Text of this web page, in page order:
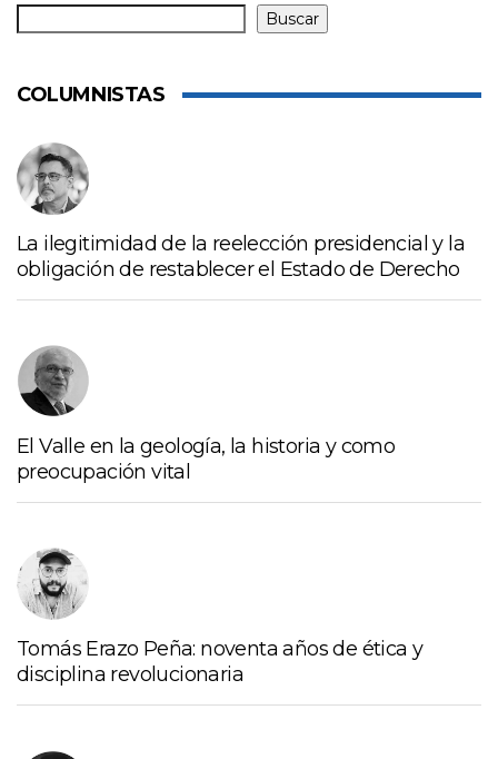
Buscar
COLUMNISTAS
La ilegitimidad de la reelección presidencial y la
obligación de restablecer el Estado de Derecho
El Valle en la geología, la historia y como
preocupación vital
Tomás Erazo Peña: noventa años de ética y
disciplina revolucionaria